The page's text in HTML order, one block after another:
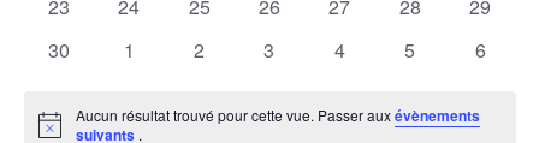
23 24 25 26 27 28
29
0
30
0
1
0
2
0
3
0
4
0
5
0
6
Notice
Aucun résultat trouvé pour cette vue. Passer auxévènements
suivants .